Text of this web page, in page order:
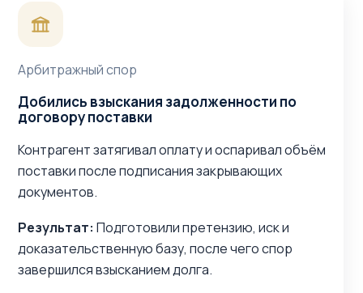
Арбитражный спор
Добились взыскания задолженности по
договору поставки
Контрагент затягивал оплату и оспаривал объём
поставки после подписания закрывающих
документов.
Результат: Подготовили претензию, иск и
доказательственную базу, после чего спор
завершился взысканием долга.